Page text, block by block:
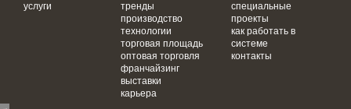
услуги
тренды
производство
технологии
торговая площадь
оптовая торговля
франчайзинг
выставки
карьера
специальные
проекты
как работать в
системе
контакты